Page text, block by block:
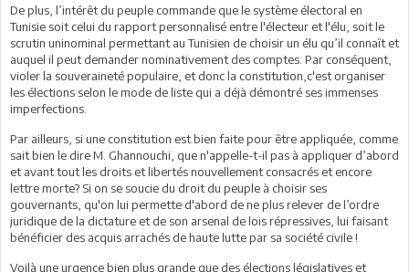
De plus, l’intérêt du peuple commande que le système électoral en
Tunisie soit celui du rapport personnalisé entre l'électeur et l'élu, soit le
scrutin uninominal permettant au Tunisien de choisir un élu qu’il connaît et
auquel il peut demander nominativement des comptes. Par conséquent,
violer la souveraineté populaire, et donc la constitution,c'est organiser
les élections selon le mode de liste qui a déjà démontré ses immenses
imperfections.
Par ailleurs, si une constitution est bien faite pour être appliquée, comme
sait bien le dire M. Ghannouchi, que n'appelle-t-il pas à appliquer d’abord
et avant tout les droits et libertés nouvellement consacrés et encore
lettre morte? Si on se soucie du droit du peuple à choisir ses
gouvernants, qu'on lui permette d'abord de ne plus relever de l’ordre
juridique de la dictature et de son arsenal de lois répressives, lui faisant
bénéficier des acquis arrachés de haute lutte par sa société civile !
Voilà une urgence bien plus grande que des élections législatives et